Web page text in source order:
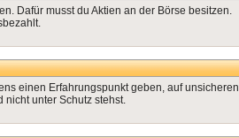
Dafür musst du Aktien an der Börse besitzen.
einen Erfahrungspunkt geben, auf unsicheren
nicht unter Schutz stehst.